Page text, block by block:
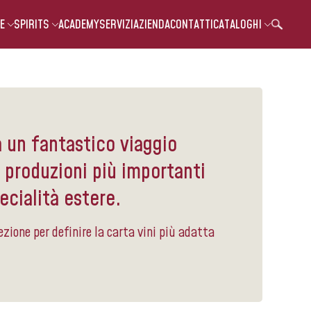
SPIRITS ACADEMYSERVIZIAZIENDACONTATTICATALOGHI
un fantastico viaggio
più importanti
estere.
per definire la carta vini più adatta